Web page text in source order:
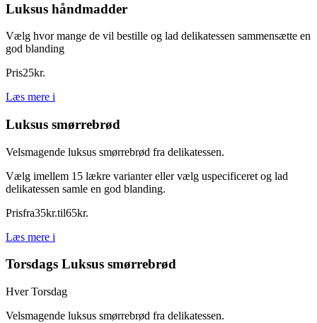
Luksus håndmadder
Vælg hvor mange de vil bestille og lad delikatessen sammensætte en
god blanding
Pris25kr.
Læs mere i
Luksus smørrebrød
Velsmagende luksus smørrebrød fra delikatessen.
Vælg imellem 15 lækre varianter eller vælg uspecificeret og lad
delikatessen samle en god blanding.
Prisfra35kr.til65kr.
Læs mere i
Torsdags Luksus smørrebrød
Hver Torsdag
Velsmagende luksus smørrebrød fra delikatessen.